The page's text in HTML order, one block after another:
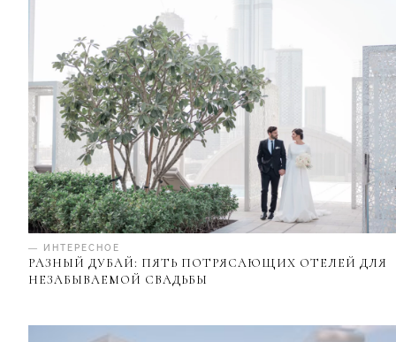
— ИНТЕРЕСНОЕ
РАЗНЫЙ ДУБАЙ: ПЯТЬ ПОТРЯСАЮЩИХ ОТЕЛЕЙ ДЛЯ
НЕЗАБЫВАЕМОЙ СВАДЬБЫ